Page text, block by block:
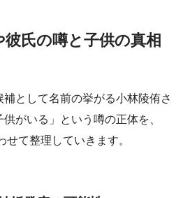
氏の噂と子供の真相
として名前の挙がる小林陵侑さ
がいる」という噂の正体を、
て整理していきます。